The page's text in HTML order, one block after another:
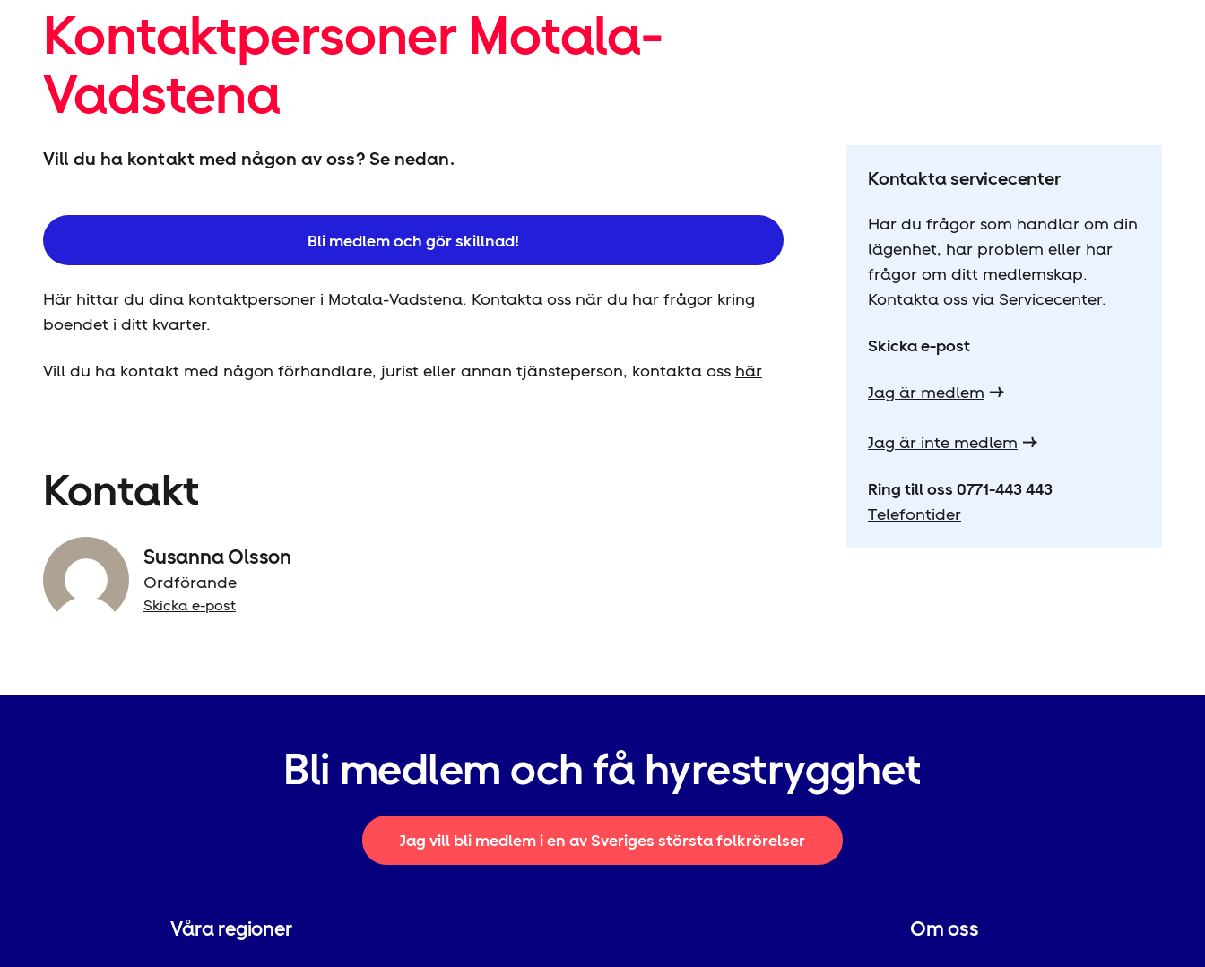
Kontaktpersoner Motala-
Vadstena
Vill du ha kontakt med någon av oss? Se nedan.
Bli medlem och gör skillnad!
Här hittar du dina kontaktpersoner i Motala-Vadstena. Kontakta oss när du har frågor kring
boendet i ditt kvarter.
Vill du ha kontakt med någon förhandlare, jurist eller annan tjänsteperson, kontakta oss här
Kontakta servicecenter
Har du frågor som handlar om din
lägenhet, har problem eller har
frågor om ditt medlemskap.
Kontakta oss via Servicecenter.
Skicka e-post
Jag är medlem
Jag är inte medlem
Ring till oss 0771-443 443
Telefontider
Kontakt
Susanna Olsson
Ordförande
Skicka e-post
Bli medlem och få hyrestrygghet
Jag vill bli medlem i en av Sveriges största folkrörelser
Våra regioner Om oss